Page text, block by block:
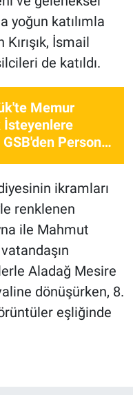
yoğun katılımla
İsmail
de katıldı.
Memur
İsteyenlere
GSB'den Personel
ikramları
renklenen
ile Mahmut
Aladağ Mesire
dönüşürken, 8.
eşliğinde